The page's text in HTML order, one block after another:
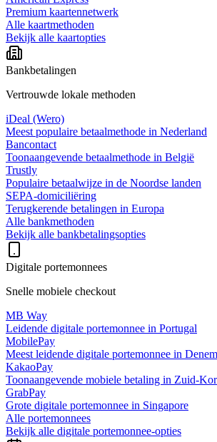
Premium kaartennetwerk
Alle kaartmethoden
Bekijk alle kaartopties
Bankbetalingen
Vertrouwde lokale methoden
iDeal (Wero)
Meest populaire betaalmethode in Nederland
Bancontact
Toonaangevende betaalmethode in België
Trustly
Populaire betaalwijze in de Noordse landen
SEPA-domiciliëring
Terugkerende betalingen in Europa
Alle bankmethoden
Bekijk alle bankbetalingsopties
Digitale portemonnees
Snelle mobiele checkout
MB Way
Leidende digitale portemonnee in Portugal
MobilePay
Meest leidende digitale portemonnee in
KakaoPay
Toonaangevende mobiele betaling in Zuid-
GrabPay
Grote digitale portemonnee in Singapore
Alle portemonnees
Bekijk alle digitale portemonnee-opties